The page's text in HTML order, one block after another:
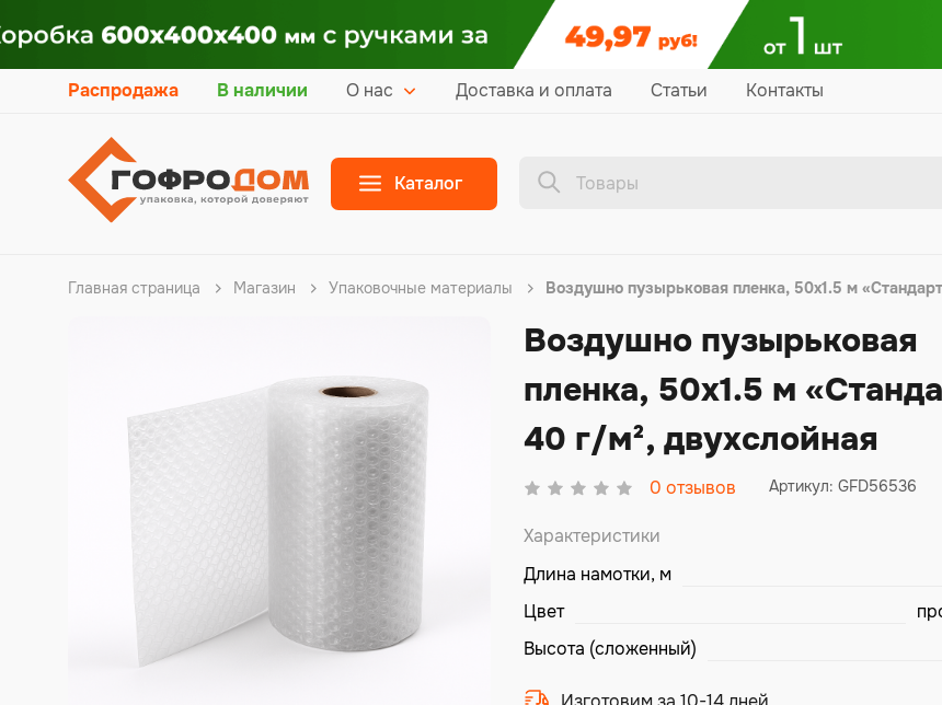
Распродажа В наличии О нас Доставка и оплата Статьи Контакты
Каталог
Главная страница Магазин Упаковочные материалы Воздушно пузырьковая пленка, 50х1.5 м
Воздушно пузырьковая
пленка, 50х1.5 м
40 г/м², двухслойная
0 отзывов Артикул: GFD56536
Характеристики
Длина намотки, м
Цвет
Высота (сложенный)